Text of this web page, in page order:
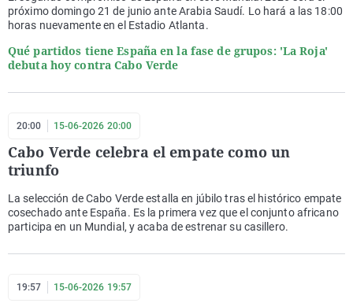
próximo domingo 21 de junio ante Arabia Saudí. Lo hará a las 18:00
horas nuevamente en el Estadio Atlanta.
Qué partidos tiene España en la fase de grupos: 'La Roja'
debuta hoy contra Cabo Verde
20:00 15-06-2026 20:00
Cabo Verde celebra el empate como un
triunfo
La selección de Cabo Verde estalla en júbilo tras el histórico empate
cosechado ante España. Es la primera vez que el conjunto africano
participa en un Mundial, y acaba de estrenar su casillero.
19:57 15-06-2026 19:57